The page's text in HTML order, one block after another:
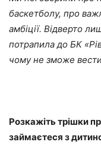
баскетболу, про
амбіції. Відверто
потрапила до БК
чому не зможе
Розкажіть трішки
займаєтеся з